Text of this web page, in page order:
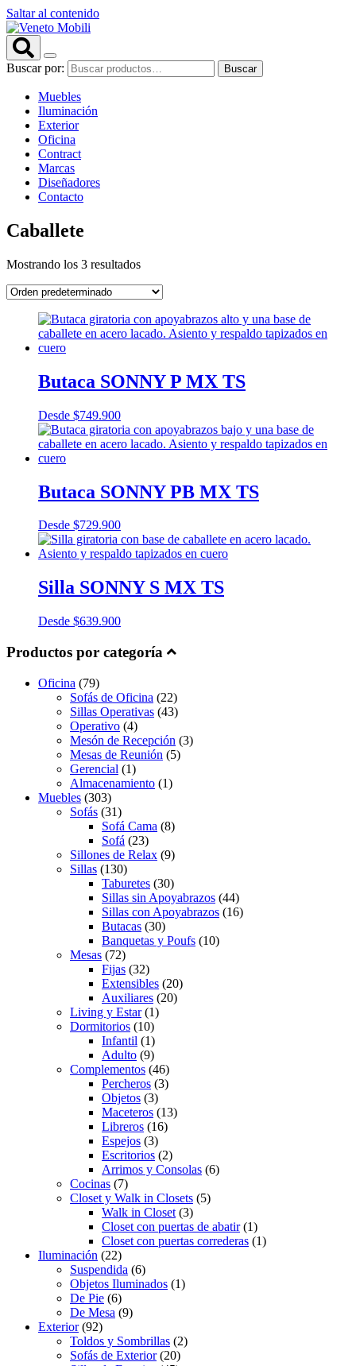
Saltar al contenido
Buscar por: Buscar
Muebles
Iluminación
Exterior
Oficina
Contract
Marcas
Diseñadores
Contacto
Caballete
Mostrando los 3 resultados
Butaca SONNY P MX TS
Desde $749.900
Butaca SONNY PB MX TS
Desde $729.900
Silla SONNY S MX TS
Desde $639.900
Productos por categoría
Oficina (79)
Sofás de Oficina (22)
Sillas Operativas (43)
Operativo (4)
Mesón de Recepción (3)
Mesas de Reunión (5)
Gerencial (1)
Almacenamiento (1)
Muebles (303)
Sofás (31)
Sofá Cama (8)
Sofá (23)
Sillones de Relax (9)
Sillas (130)
Taburetes (30)
Sillas sin Apoyabrazos (44)
Sillas con Apoyabrazos (16)
Butacas (30)
Banquetas y Poufs (10)
Mesas (72)
Fijas (32)
Extensibles (20)
Auxiliares (20)
Living y Estar(1)
Dormitorios (10)
Infantil (1)
Adulto (9)
Complementos (46)
Percheros (3)
Objetos (3)
Maceteros (13)
Libreros (16)
Espejos (3)
Escritorios (2)
Arrimos y Consolas (6)
Cocinas (7)
Closet y Walk in Closets (5)
Walk in Closet (3)
Closet con puertas de abatir(1)
Closet con puertas correderas (1)
Iluminación (22)
Suspendida (6)
Objetos Iluminados (1)
De Pie (6)
De Mesa (9)
Exterior(92)
Toldos y Sombrillas (2)
Sofás de Exterior(20)